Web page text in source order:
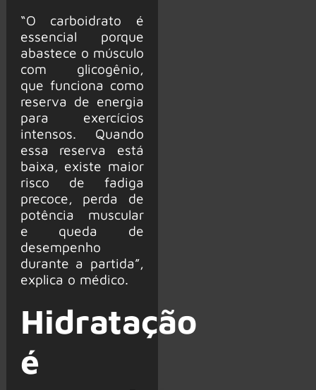
“O carboidrato é
essencial porque
abastece o músculo
com glicogênio,
que funciona como
reserva de energia
para exercícios
intensos. Quando
essa reserva está
baixa, existe maior
risco de fadiga
precoce, perda de
potência muscular
e queda de
desempenho
durante a partida”,
explica o médico.
Hidratação
é